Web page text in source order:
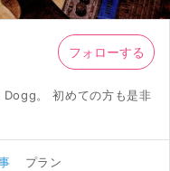
。 初めての方も是非
フォローする
プラン